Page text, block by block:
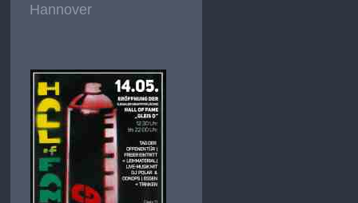
Hannover